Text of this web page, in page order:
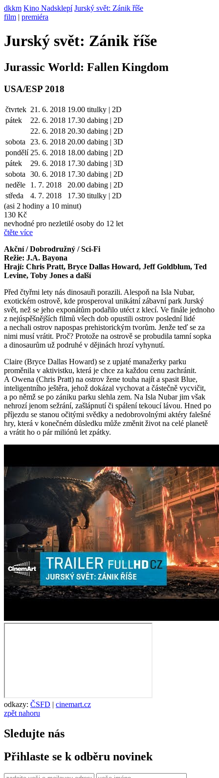
dkkm Kino Nadsklepí Jurský svět: Zánik říše
film | premiéra
Jurský svět: Zánik říše
Jurassic World: Fallen Kingdom
USA/ESP 2018
čtvrtek 21. 6. 2018 19.00 titulky | 2D
pátek
22. 6. 2018 17.30 dabing | 2D
22. 6. 2018 20.30 dabing | 2D
sobota
23. 6. 2018 20.00 dabing | 3D
pondělí 25. 6. 2018 18.00 dabing | 2D
pátek
29. 6. 2018 17.30 dabing | 3D
sobota
30. 6. 2018 17.30 dabing | 2D
neděle
1. 7. 2018 20.00 dabing | 2D
středa
4. 7. 2018 17.30 titulky | 2D
(asi 2 hodiny a 10 minut)
130 Kč
nevhodné pro nezletilé osoby do 12 let
čtěte více
Akční / Dobrodružný / Sci-Fi
Režie: J.A. Bayona
Hrají: Chris Pratt, Bryce Dallas Howard, Jeff Goldblum, Ted
Levine, Toby Jones a další
Před čtyřmi lety nás dinosauři porazili. Alespoň na Isla Nubar,
exotickém ostrově, kde prosperoval unikátní zábavní park Jurský
svět, než se jeho exponátům podařilo utéct z klecí. Ve finále jednoho
z nejúspěšnějších filmů všech dob opustili ostrov poslední lidé
a nechali ostrov napospas prehistorickým tvorům. Jenže teď se za
nimi musí vrátit. Proč? Protože na ostrově se probudila tamní sopka
a dinosaurům už podruhé v dějinách hrozí vyhynutí.
Claire (Bryce Dallas Howard) se z upjaté manažerky parku
proměnila v aktivistku, která je chce za každou cenu zachránit.
A Owena (Chris Pratt) na ostrov žene touha najít a spasit Blue,
inteligentního ještěra, jehož dokázal vychovat a částečně vycvičit,
a po němž se po zániku parku slehla zem. Na Isla Nubar jim však
nehrozí jenom sežrání, zašlápnutí či spálení tekoucí lávou. Hned po
příjezdu se stanou očitými svědky a nedobrovolnými aktéry falešné
hry, která v konečném důsledku může změnit život na celé planetě
a vrátit ho o pár miliónů let zpátky.
odkazy: ČSFD | cinemart.cz
zpět nahoru
Sledujte nás
Přihlaste se k odběru novinek